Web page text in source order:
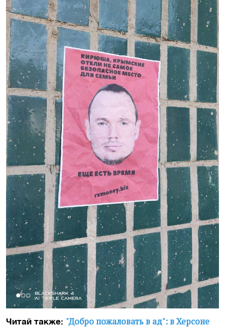
Читай также: "Добро пожаловать в ад": в Херсоне